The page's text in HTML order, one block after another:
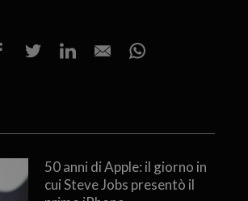
50 anni di Apple: il giorno in
cui Steve Jobs presentò il